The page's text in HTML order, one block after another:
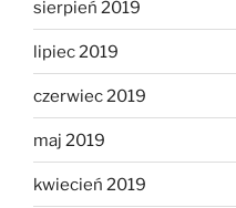
sierpień 2019
lipiec 2019
czerwiec 2019
maj 2019
kwiecień 2019